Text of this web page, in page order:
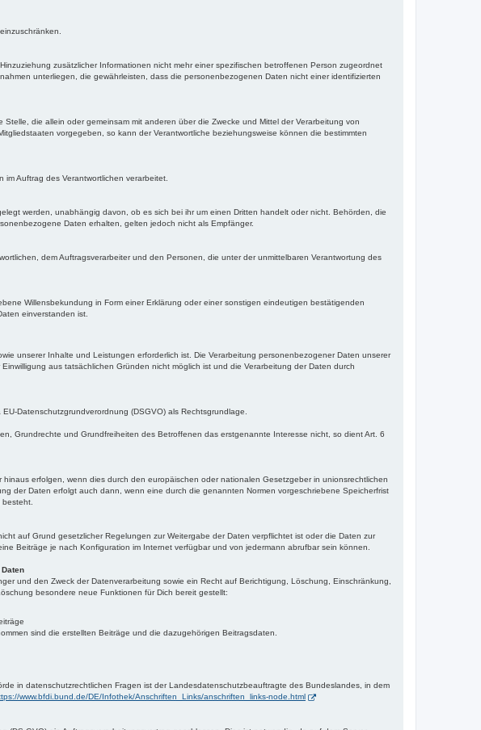
zusätzlicher Informationen nicht mehr einer spezifischen betroffenen Person zugeordnet
unterliegen, die gewährleisten, dass die personenbezogenen Daten nicht einer identifizierten
die allein oder gemeinsam mit anderen über die Zwecke und Mittel der Verarbeitung von
vorgegeben, so kann der Verantwortliche beziehungsweise können die bestimmten
Auftrag des Verantwortlichen verarbeitet.
werden, unabhängig davon, ob es sich bei ihr um einen Dritten handelt oder nicht. Behörden, die
Daten erhalten, gelten jedoch nicht als Empfänger.
dem Auftragsverarbeiter und den Personen, die unter der unmittelbaren Verantwortung des
Willensbekundung in Form einer Erklärung oder einer sonstigen eindeutigen bestätigenden
einverstanden ist.
unserer Inhalte und Leistungen erforderlich ist. Die Verarbeitung personenbezogener Daten unserer
aus tatsächlichen Gründen nicht möglich ist und die Verarbeitung der Daten durch
Datenschutzgrundverordnung (DSGVO) als Rechtsgrundlage.
Grundrechte und Grundfreiheiten des Betroffenen das erstgenannte Interesse nicht, so dient Art. 6
erfolgen, wenn dies durch den europäischen oder nationalen Gesetzgeber in unionsrechtlichen
der Daten erfolgt auch dann, wenn eine durch die genannten Normen vorgeschriebene Speicherfrist
besteht.
auf Grund gesetzlicher Regelungen zur Weitergabe der Daten verpflichtet ist oder die Daten zur
Beiträge je nach Konfiguration im Internet verfügbar und von jedermann abrufbar sein können.
und den Zweck der Datenverarbeitung sowie ein Recht auf Berichtigung, Löschung, Einschränkung,
besondere neue Funktionen für Dich bereit gestellt:
sind die erstellten Beiträge und die dazugehörigen Beitragsdaten.
in datenschutzrechtlichen Fragen ist der Landesdatenschutzbeauftragte des Bundeslandes, in dem
www.bfdi.bund.de/DE/Infothek/Anschriften_Links/anschriften_links-node.html